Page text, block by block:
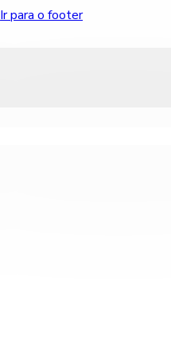
Ir para o footer